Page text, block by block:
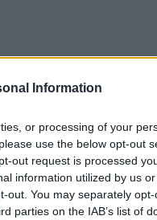
Information
or processing of your
use the below opt-out
out request is processed
information utilized by us
out. You may separately
parties on the IAB’s list of
«Μακεδονία» στη
με τον οποίο η
επενδύσεις,